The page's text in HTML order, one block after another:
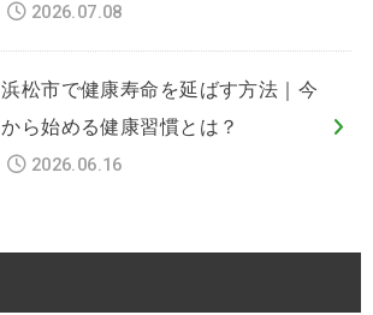
2026.07.08
浜松市で健康寿命を延ばす方法｜今
から始める健康習慣とは？
2026.06.16